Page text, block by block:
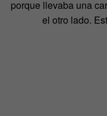
porque llevaba una
el otro lado.